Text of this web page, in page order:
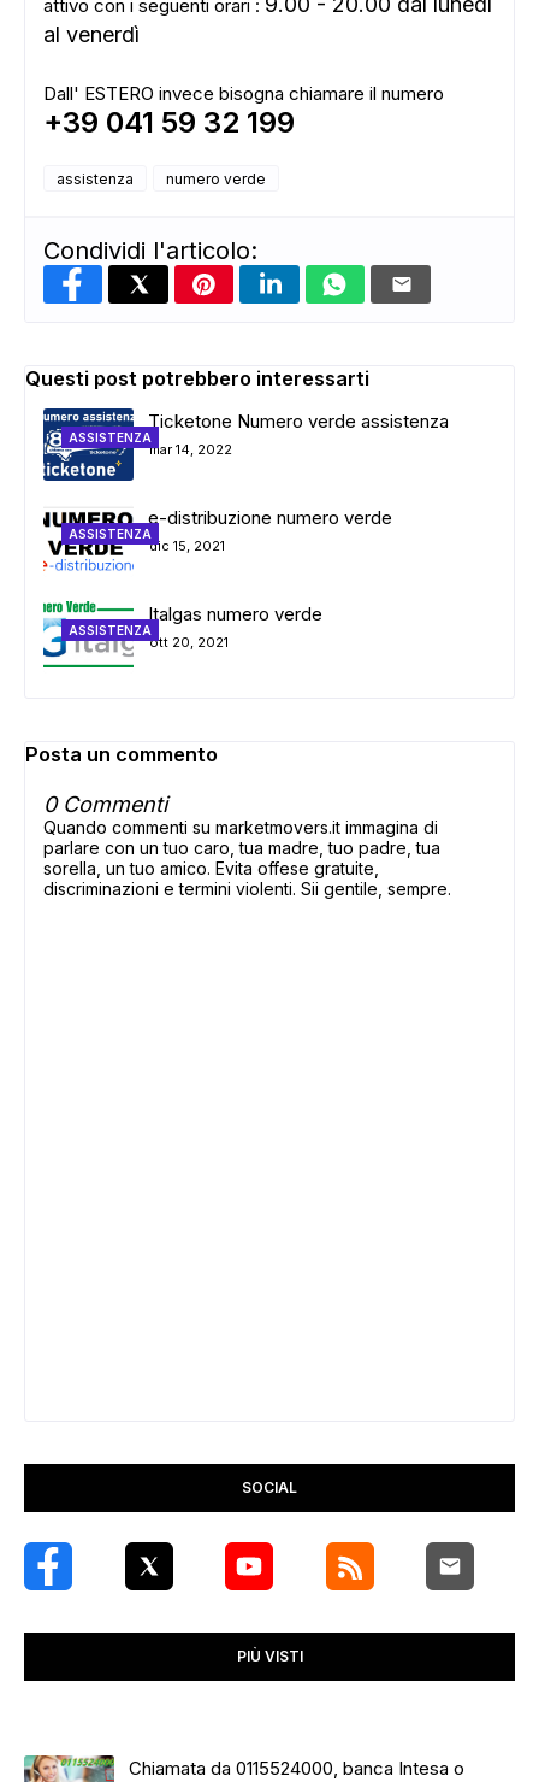
attivo con i seguenti orari :
al venerdì
Dall' ESTERO invece bisogna chiamare il numero
+39 041 59 32 199
assistenza numero verde
Condividi l'articolo:
Questi post potrebbero interessarti
ASSISTENZA
Ticketone Numero verde assistenza
mar 14, 2022
ASSISTENZA
e-distribuzione numero verde
dic 15, 2021
ASSISTENZA
Italgas numero verde
ott 20, 2021
Posta un commento
0 Commenti
Quando commenti su marketmovers.it immagina di
parlare con un tuo caro, tua madre, tuo padre, tua
sorella, un tuo amico. Evita offese gratuite,
discriminazioni e termini violenti. Sii gentile, sempre.
SOCIAL
PIÙ VISTI
Chiamata da 0115524000, banca Intesa o